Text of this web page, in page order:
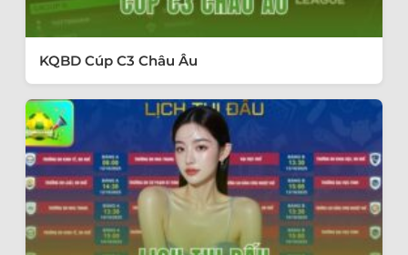
KQBD Cúp C3 Châu Âu